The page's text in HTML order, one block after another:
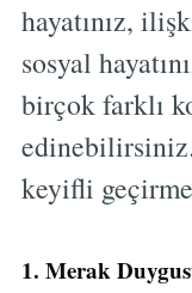
hayatınız,
sosyal
birçok farklı
keyifli
1. Merak